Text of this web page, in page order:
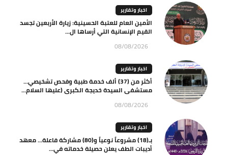
اخبار وتقارير
الأمين العام للعتبة الحسينية: زيارة الأربعين تجسد
القيم الإنسانية التي أرساها ال...
08/08/2026
اخبار وتقارير
أكثر من (37) ألف خدمة طبية وفحص تشخيصي…
مستشفى السيدة خديجة الكبرى (عليها السلام...
08/08/2026
اخبار وتقارير
بـ(18) مشروعاً نوعياً و(80) مشاركة فاعلة… معهد
أديبات الطف يعلن حصيلة خدماته في...